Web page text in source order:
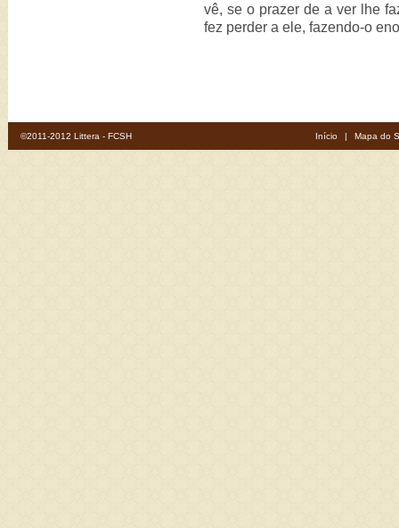
vê, se o prazer de a ver lhe
fez perder a ele, fazendo-o
©2011-2012 Littera - FCSH Início | Mapa do